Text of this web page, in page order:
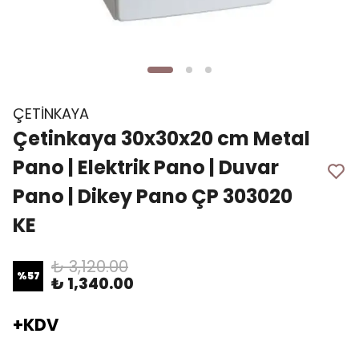
ÇETİNKAYA
Çetinkaya 30x30x20 cm Metal
Pano | Elektrik Pano | Duvar
Pano | Dikey Pano ÇP 303020
KE
%57 ₺ 3,120.00
₺ 1,340.00
+KDV